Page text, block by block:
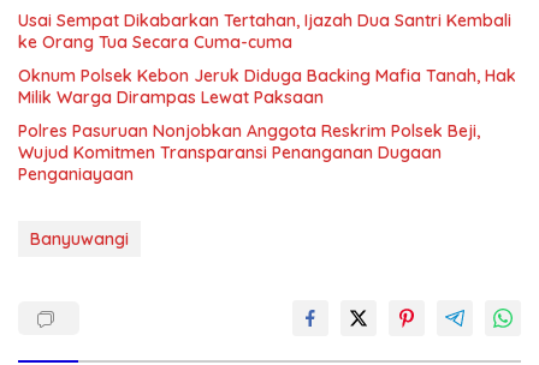
Usai Sempat Dikabarkan Tertahan, Ijazah Dua Santri Kembali
ke Orang Tua Secara Cuma-cuma
Oknum Polsek Kebon Jeruk Diduga Backing Mafia Tanah, Hak
Milik Warga Dirampas Lewat Paksaan
Polres Pasuruan Nonjobkan Anggota Reskrim Polsek Beji,
Wujud Komitmen Transparansi Penanganan Dugaan
Penganiayaan
Banyuwangi